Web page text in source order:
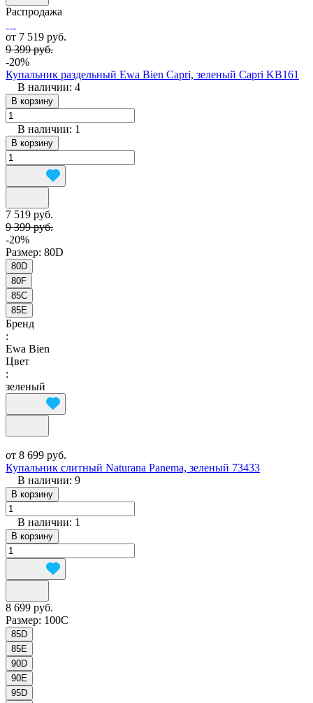
Распродажа
от 7 519 руб.
9 399 руб.
-20%
Купальник раздельный Ewa Bien Capri, зеленый Capri KB161
В наличии: 4
В корзину
В наличии: 1
В корзину
7 519 руб.
9 399 руб.
-20%
Размер: 80D
80D
80F
85C
85E
Бренд
:
Ewa Bien
Цвет
:
зеленый
от 8 699 руб.
Купальник слитный Naturana Panema, зеленый 73433
В наличии: 9
В корзину
В наличии: 1
В корзину
8 699 руб.
Размер: 100C
85D
85E
90D
90E
95D